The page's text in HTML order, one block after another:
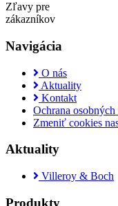
Zľavy pre
zákazníkov
Navigácia
O nás
Aktuality
Kontakt
Ochrana
Zmeniť cookies
Aktuality
Villeroy & Boch
Produkty